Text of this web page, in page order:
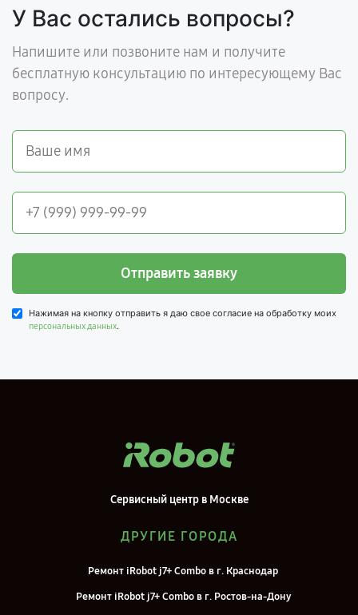
У Вас остались вопросы?
Напишите или позвоните нам и получите
бесплатную консультацию по интересующему Вас
вопросу.
Отправить заявку
Нажимая на кнопку отправить я даю свое согласие на обработку моих
персональных данных.
Сервисный центр в Москве
ДРУГИЕ ГОРОДА
Ремонт iRobot j7+ Combo в г. Краснодар
Ремонт iRobot j7+ Combo в г. Ростов-на-Дону